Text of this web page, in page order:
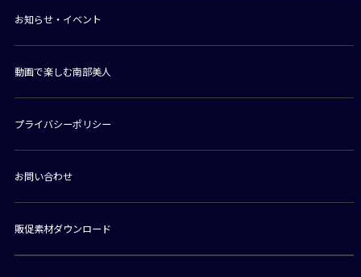
お知らせ・イベント
動画で楽しむ南部美人
プライバシーポリシー
お問い合わせ
販促素材ダウンロード